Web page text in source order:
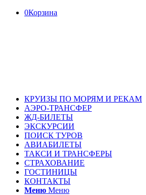
0Корзина
КРУИЗЫ ПО МОРЯМ И РЕКАМ
АЭРО-ТРАНСФЕР
ЖД-БИЛЕТЫ
ЭКСКУРСИИ
ПОИСК ТУРОВ
АВИАБИЛЕТЫ
ТАКСИ И ТРАНСФЕРЫ
СТРАХОВАНИЕ
ГОСТИНИЦЫ
КОНТАКТЫ
Меню Меню